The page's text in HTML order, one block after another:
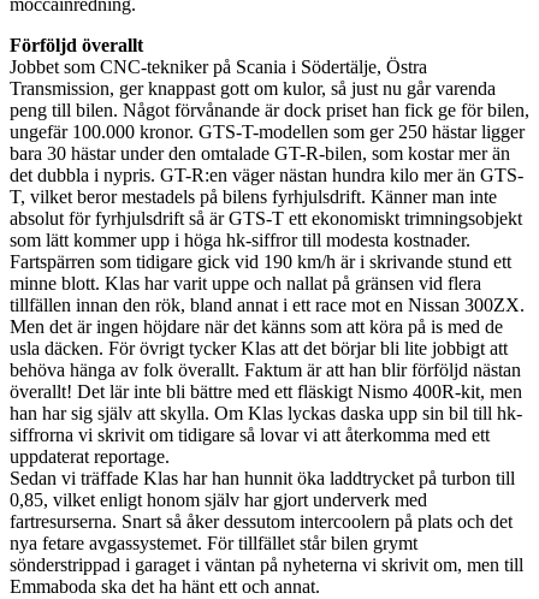
moccainredning.
Förföljd överallt
Jobbet som CNC-tekniker på Scania i Södertälje, Östra
Transmission, ger knappast gott om kulor, så just nu går varenda
peng till bilen. Något förvånande är dock priset han fick ge för bilen,
ungefär 100.000 kronor. GTS-T-modellen som ger 250 hästar ligger
bara 30 hästar under den omtalade GT-R-bilen, som kostar mer än
det dubbla i nypris. GT-R:en väger nästan hundra kilo mer än GTS-
T, vilket beror mestadels på bilens fyrhjulsdrift. Känner man inte
absolut för fyrhjulsdrift så är GTS-T ett ekonomiskt trimningsobjekt
som lätt kommer upp i höga hk-siffror till modesta kostnader.
Fartspärren som tidigare gick vid 190 km/h är i skrivande stund ett
minne blott. Klas har varit uppe och nallat på gränsen vid flera
tillfällen innan den rök, bland annat i ett race mot en Nissan 300ZX.
Men det är ingen höjdare när det känns som att köra på is med de
usla däcken. För övrigt tycker Klas att det börjar bli lite jobbigt att
behöva hänga av folk överallt. Faktum är att han blir förföljd nästan
överallt! Det lär inte bli bättre med ett fläskigt Nismo 400R-kit, men
han har sig själv att skylla. Om Klas lyckas daska upp sin bil till hk-
siffrorna vi skrivit om tidigare så lovar vi att återkomma med ett
uppdaterat reportage.
Sedan vi träffade Klas har han hunnit öka laddtrycket på turbon till
0,85, vilket enligt honom själv har gjort underverk med
fartresurserna. Snart så åker dessutom intercoolern på plats och det
nya fetare avgassystemet. För tillfället står bilen grymt
sönderstrippad i garaget i väntan på nyheterna vi skrivit om, men till
Emmaboda ska det ha hänt ett och annat.